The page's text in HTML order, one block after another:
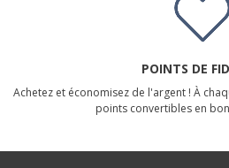
POINTS DE
Achetez et économisez de l'argent ! À
points convertibles en